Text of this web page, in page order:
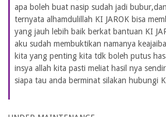
apa boleh buat nasip sudah jadi
ternyata alhamdulillah KI JAROK bisa
yang jauh lebih baik berkat bantuan KI
aku sudah membuktikan namanya
kita yang penting kita tdk boleh putus
insya allah kita pasti meliat hasil nya
siapa tau anda berminat silakan hubungi